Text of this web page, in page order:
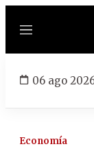
Menú
06 ago
Economía